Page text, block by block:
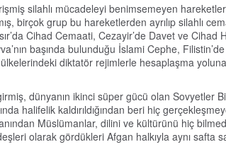
silahlı mücadeleyi benimsemeyen
birçok grup bu hareketlerden ayrılıp silahlı
Cihad Cemaati, Cezayir’de Davet ve Cihad
başında bulunduğu İslami Cephe,
diktatör rejimlerle hesaplaşma
dünyanın ikinci süper gücü olan Sovyetler
halifelik kaldırıldığından beri hiç
Müslümanlar, dilini ve kültürünü hiç
olarak gördükleri Afgan halkıyla aynı safta